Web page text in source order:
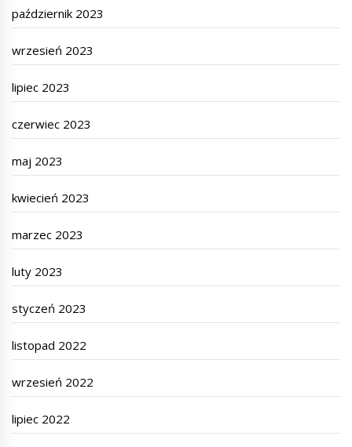
październik 2023
wrzesień 2023
lipiec 2023
czerwiec 2023
maj 2023
kwiecień 2023
marzec 2023
luty 2023
styczeń 2023
listopad 2022
wrzesień 2022
lipiec 2022